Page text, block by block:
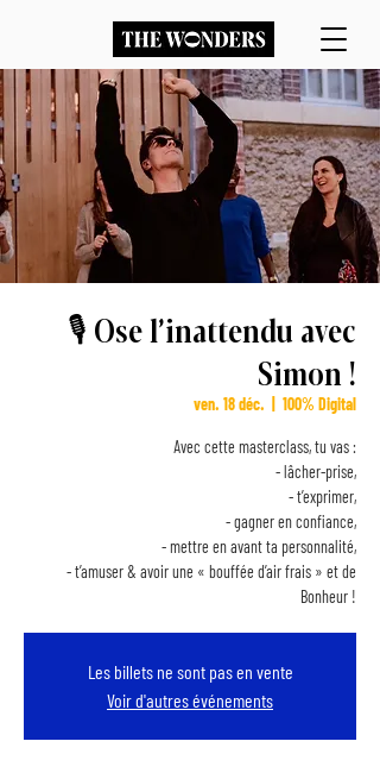
🎙 Ose l’inattendu avec
Simon !
ven. 18 déc. 100% Digital
Avec cette masterclass, tu vas :
- lâcher-prise,
- t’exprimer,
- gagner en confiance,
- mettre en avant ta personnalité,
- t’amuser & avoir une « bouffée d’air frais » et de
Bonheur !
Les billets ne sont pas en vente
Voir d'autres événements